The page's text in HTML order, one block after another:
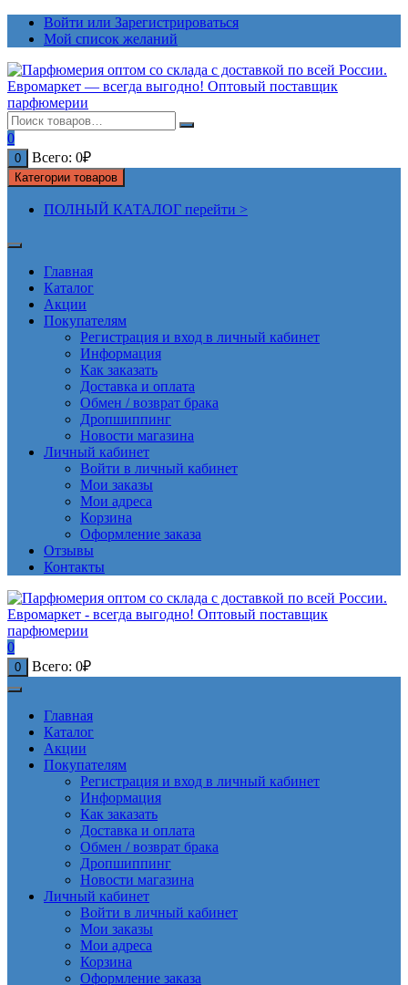
ПерейтиВойти или Зарегистрироваться
Мой список желаний
0
0 Всего: 0₽
Категории товаров
ПОЛНЫЙ КАТАЛОГ перейти >
Главная
Каталог
Акции
Покупателям
Регистрация и вход в личный кабинет
Информация
Как заказать
Доставка и оплата
Обмен / возврат брака
Дропшиппинг
Новости магазина
Личный кабинет
Войти в личный кабинет
Мои заказы
Мои адреса
Корзина
Оформление заказа
Отзывы
Контакты
0
0 Всего: 0₽
Главная
Каталог
Акции
Покупателям
Регистрация и вход в личный кабинет
Информация
Как заказать
Доставка и оплата
Обмен / возврат брака
Дропшиппинг
Новости магазина
Личный кабинет
Войти в личный кабинет
Мои заказы
Мои адреса
Корзина
Оформление заказа